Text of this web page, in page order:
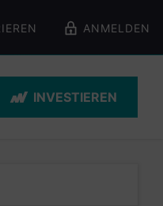
ANMELDEN
INVESTIEREN